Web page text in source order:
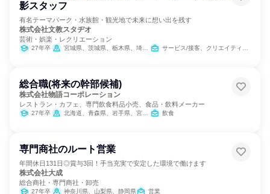
影スタッフ
有名テーマパーク・水族館・観光地で未来に想い出を残す
株式会社文教スタヂオ
芸術・娯楽・レクリエーション
27年卒 宮城県、茨城県、栃木県、埼玉県、東京都、神奈川県、富山県、長野県、岐阜県、静岡県、愛知県、三重県、滋賀県、京都府、大阪府、兵庫県、和歌山県、福岡県、長崎県、大分県、沖縄県 サービス/接客、クリエイティブ/デザイン職
総合職(将来の幹部候補)
株式会社物語コーポレーション
レストラン・カフェ、専門飲食料品小売、食品・飲料メーカー
27年卒 北海道、青森県、岩手県、宮城県、秋田県、山形県、福島県、茨城県、栃木県、群馬県、埼玉県、千葉県、東京都、神奈川県、新潟県、富山県、石川県、福井県、山梨県、長野県、岐阜県、静岡県、愛知県、三重県、滋賀県、京都府、大阪府、兵庫県、奈良県、和歌山県、鳥取県、島根県、岡山県、広島県、山口県、徳島県、香川県、愛媛県、高知県、福岡県、佐賀県、長崎県、熊本県、大分県、宮崎県、鹿児島県、沖縄県 飲食
専門商社のルート営業
年間休日131日◎賞与3回！手当充実で安定した環境で働けます
株式会社大成
総合商社・専門商社・卸売
27年卒 神奈川県、山梨県、静岡県 営業